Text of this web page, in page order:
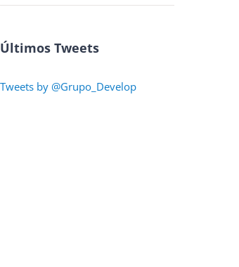
Últimos Tweets
Tweets by @Grupo_Develop